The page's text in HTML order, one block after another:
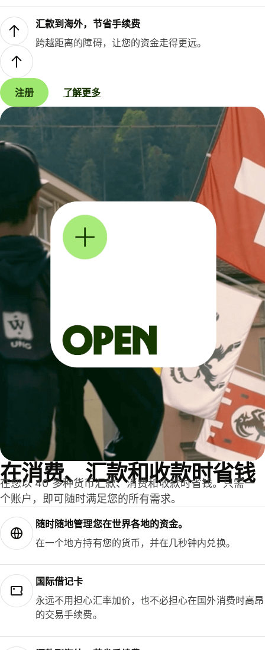
汇款到海外，节省手续费
跨越距离的障碍，让您的资金走得更远。
注册 了解更多
在消费、汇款和收款时省钱
在您以 40 多种货币汇款、消费和收款时省钱。只需一
个账户，即可随时满足您的所有需求。
随时随地管理您在世界各地的资金。
在一个地方持有您的货币，并在几秒钟内兑换。
国际借记卡
永远不用担心汇率加价，也不必担心在国外消费时高昂
的交易手续费。